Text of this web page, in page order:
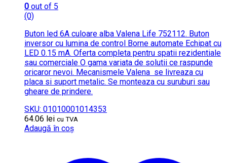
0 out of 5
(0)
Buton led 6A culoare alba Valena Life 752112. Buton
inversor cu lumina de control Borne automate Echipat cu
LED 0.15 mA. Oferta completa pentru spatii rezidentiale
sau comerciale O gama variata de solutii ce raspunde
oricaror nevoi. Mecanismele Valena se livreaza cu
placa si suport metalic. Se monteaza cu suruburi sau
gheare de prindere.
SKU: 01010001014353
64.06 lei cu TVA
Adaugă în coș